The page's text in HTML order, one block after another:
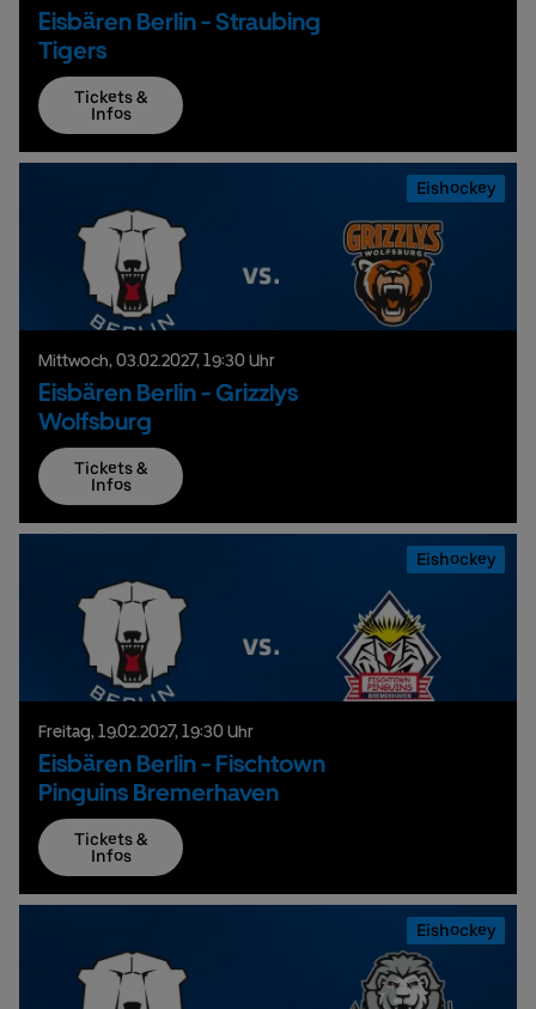
Eisbären Berlin - Straubing
Tigers
Tickets &
Infos
Eishockey
Mittwoch, 03.02.2027, 19:30 Uhr
Eisbären Berlin - Grizzlys
Wolfsburg
Tickets &
Infos
Eishockey
Freitag, 19.02.2027, 19:30 Uhr
Eisbären Berlin - Fischtown
Pinguins Bremerhaven
Tickets &
Infos
Eishockey